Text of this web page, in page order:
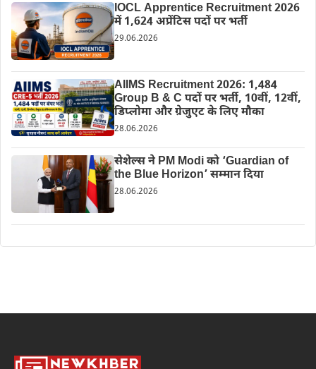
IOCL Apprentice Recruitment 2026
में 1,624 अप्रेंटिस पदों पर भर्ती
29.06.2026
AIIMS Recruitment 2026: 1,484
Group B & C पदों पर भर्ती, 10वीं, 12वीं,
डिप्लोमा और ग्रेजुएट के लिए मौका
28.06.2026
सेशेल्स ने PM Modi को ‘Guardian of
the Blue Horizon’ सम्मान दिया
28.06.2026